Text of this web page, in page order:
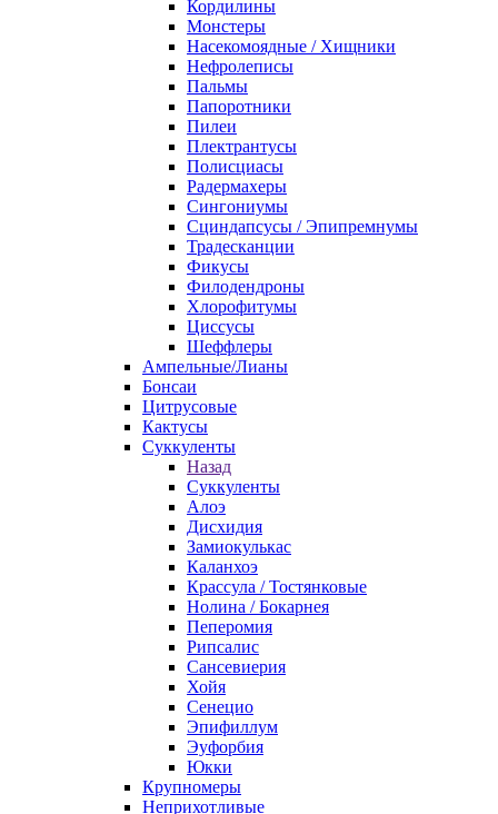
Кордилины
Монстеры
Насекомоядные / Хищники
Нефролеписы
Пальмы
Папоротники
Пилеи
Плектрантусы
Полисциасы
Радермахеры
Сингониумы
Сциндапсусы / Эпипремнумы
Традесканции
Фикусы
Филодендроны
Хлорофитумы
Циссусы
Шеффлеры
Ампельные/Лианы
Бонсаи
Цитрусовые
Кактусы
Суккуленты
Назад
Суккуленты
Алоэ
Дисхидия
Замиокулькас
Каланхоэ
Крассула / Тостянковые
Нолина / Бокарнея
Пеперомия
Рипсалис
Сансевиерия
Хойя
Сенецио
Эпифиллум
Эуфорбия
Юкки
Крупномеры
Неприхотливые